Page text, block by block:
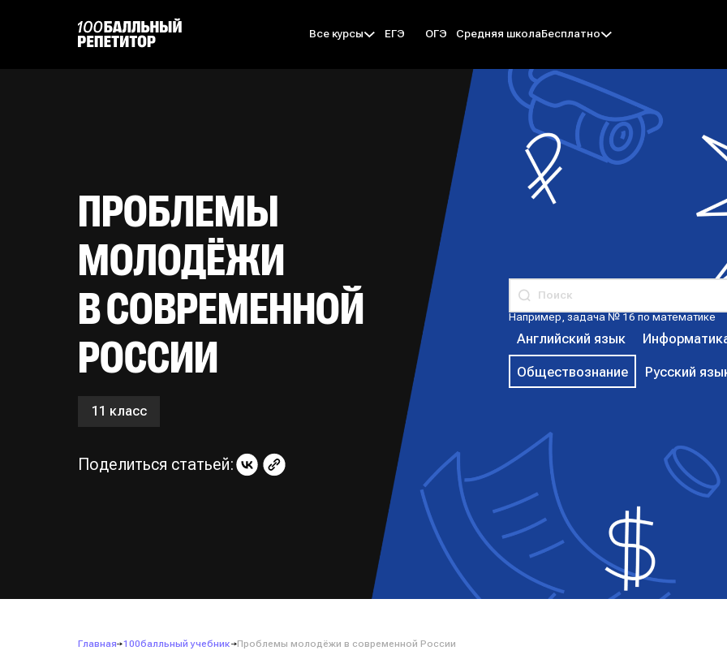
Все курсы ЕГЭ ОГЭ Средняя школаБесплатно
ПРОБЛЕМЫ
МОЛОДЁЖИ
В СОВРЕМЕННОЙ
РОССИИ
11 класс
Поделиться статьей:
Например, задача № 16 по математике
Английский язык
Обществознание Русский
Главная 100балльный учебник Проблемы молодёжи в современной России